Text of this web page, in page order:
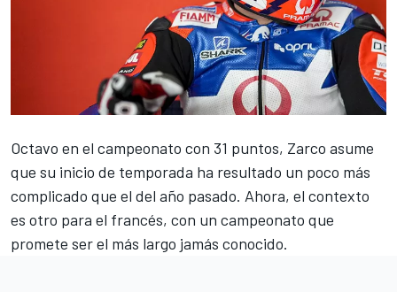
Octavo en el campeonato con 31 puntos, Zarco asume
que su inicio de temporada ha resultado un poco más
complicado que el del año pasado. Ahora, el contexto
es otro para el francés, con un campeonato que
promete ser el más largo jamás conocido.